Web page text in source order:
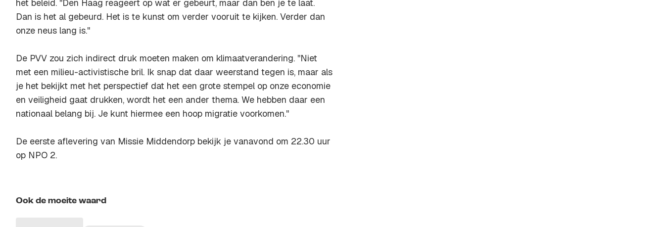
het beleid. ''Den Haag reageert op wat er gebeurt, maar dan ben je te laat.
Dan is het al gebeurd. Het is te kunst om verder vooruit te kijken. Verder dan
onze neus lang is.''
De PVV zou zich indirect druk moeten maken om klimaatverandering. ''Niet
met een milieu-activistische bril. Ik snap dat daar weerstand tegen is, maar als
je het bekijkt met het perspectief dat het een grote stempel op onze economie
en veiligheid gaat drukken, wordt het een ander thema. We hebben daar een
nationaal belang bij. Je kunt hiermee een hoop migratie voorkomen.''
De eerste aflevering van Missie Middendorp bekijk je vanavond om 22.30 uur
op NPO 2.
Ook de moeite waard